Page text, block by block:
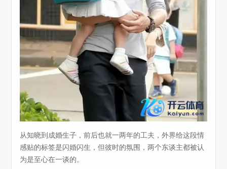
从知晓到成婚生子，前后也就一两年的工夫，外界给这段情
感贴的标签是闪婚闪生，但彼时的氛围，两个东谈主都被认
为是至心在一谈的。